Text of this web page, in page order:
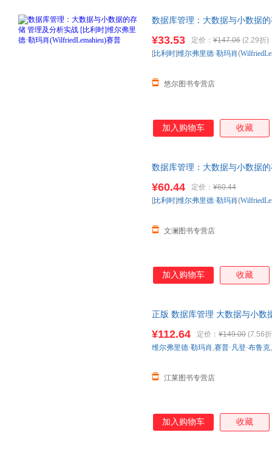
数据库管理：大数据与小数据
¥33.53 定价： ¥147.06 (2.29折)
悠尔图书专营店
[比利时]维尔弗里德·勒玛肖(
加入购物车 收藏
数据库管理：大数据与小数据
¥60.44 定价： ¥60.44
文澜图书专营店
[比利时]维尔弗里德·勒玛肖(
加入购物车 收藏
正版 数据库管理 大数据与小数
客服有优惠
¥112.64 定价： ¥149.00 (7.56
江莱图书专营店
维尔弗里德·勒玛肖 ,赛普·凡登·布鲁克,
加入购物车 收藏